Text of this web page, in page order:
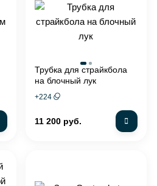
Трубка для страйкбола
на блочный лук
+224
11 200 руб.